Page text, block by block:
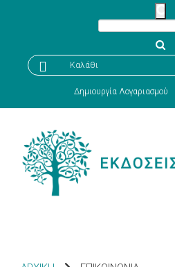
 Καλάθι
Δημιουργία Λογαριασμού